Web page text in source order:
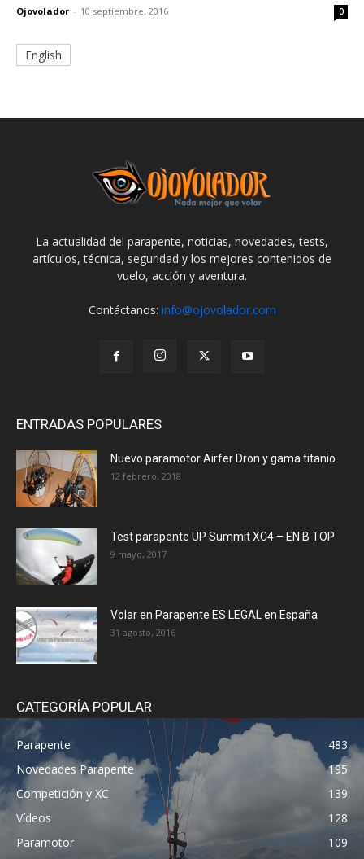
Ojovolador - 10 septiembre, 2016 0
English
La actualidad del parapente, noticias, novedades, tests,
artículos, técnica, seguridad y los mejores contenidos de
vuelo, acción y aventura.
Contáctanos: info@ojovolador.com
ENTRADAS POPULARES
Nuevo paramotor Airfer Dron y gama titanio
12 febrero, 2018
Test parapente UP Summit XC4 – EN B TOP
9 mayo, 2017
Volar en Parapente ES LEGAL en España
31 agosto, 2016
CATEGORÍA POPULAR
Parapente
483
Novedades Parapente
195
Competición y XC
139
Vídeos
128
Paramotor
109